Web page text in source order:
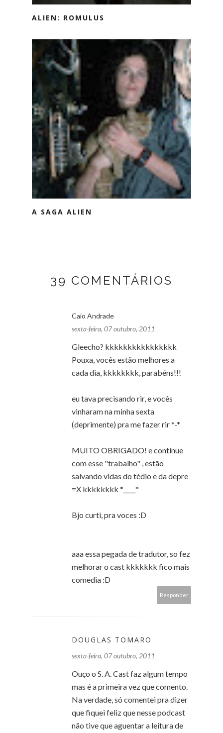
ALIEN: ROMULUS
A SAGA ALIEN
39 COMENTÁRIOS
Caio Andrade
sexta-feira, 07 outubro, 2011
Gleecho? kkkkkkkkkkkkkkkk
Pouxa, vocês estão melhores a
cada dia, kkkkkkkk, parabéns!!!
eu tava precisando rir, e vocês
vinharam na minha sexta
(deprimente) pra me fazer rir *-*
MUITO OBRIGADO! e continue
com esse "trabalho" , estão
salvando vidas do tédio e da depre
=X kkkkkkkk *____*
Bjo curti, pra voces :D
aaa essa pegada de tradutor, so fez
melhorar o cast kkkkkkk fico mais
comedia :D
Responder
DOUGLAS TOMARO
sexta-feira, 07 outubro, 2011
Ouço o S. A. Cast faz algum tempo
mas é a primeira vez que comento.
Na verdade, só comentei pra dizer
que fiquei feliz que nesse podcast
não tive que aguentar a leitura de